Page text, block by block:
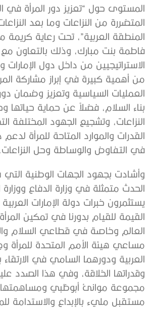
المستوى حول “تعزيز دور المرأة في
المتضررة من النزاعات وما بعد
المنطقة العربية”، تحت رعاية
فاطمة بنت مبارك، وذلك بالتعاون مع
الاستراتيجيين من داخل دول الإمارات
من أهمية كبيرة في إبراز مشاركة
العمليات السياسية وتعزيز وضمان
بناء السلام، فضلاً عن حماية حياتها
النزاعات، وتشجيع الجهود المختلفة
القدرات والموارد المتاحة للمرأة
في التفاوض والوساطة وحل النزاعات.
وأشادت بجهود الجهات الوطنية
الحدث متمثلة في وزارة الدفاع ووزارة
يستثمرون خبرات دولة الإمارات
القيمة للقيام بدورنا في تمكين
العالم وخاصة في قطاعي السلام
مساعي هيئة الأمم المتحدة للمرأة
العربية ودورهما السامي في الارتقاء
وقدراتها الخلاقة، وفي هذا الصدد
مجموعة موانئ أبوظبي ومساهمتها
مستقبل مليء بالإبداع والاستدامة